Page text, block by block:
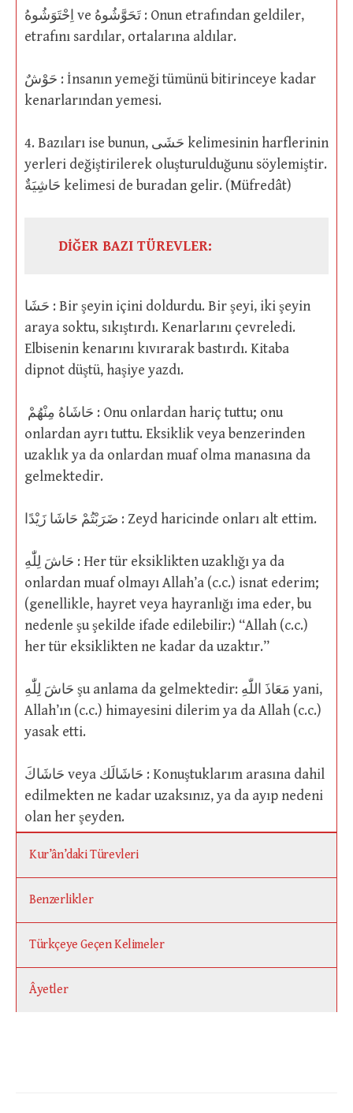
اِحْتَوَشُوهُ ve تَحَوَّشُوهُ : Onun etrafından geldiler,
etrafını sardılar, ortalarına aldılar.
حَوْشٌ : İnsanın yemeği tümünü bitirinceye kadar
kenarlarından yemesi.
4. Bazıları ise bunun, حَشَى kelimesinin harflerinin
yerleri değiştirilerek oluşturulduğunu söylemiştir.
حَاشِيَةٌ kelimesi de buradan gelir. (Müfredât)
DİĞER BAZI TÜREVLER:
حَشَا : Bir şeyin içini doldurdu. Bir şeyi, iki şeyin
araya soktu, sıkıştırdı. Kenarlarını çevreledi.
Elbisenin kenarını kıvırarak bastırdı. Kitaba
dipnot düştü, haşiye yazdı.
onlardan ayrı tuttu. Eksiklik veya benzerinden
uzaklık ya da onlardan muaf olma manasına da
gelmektedir.
ضَرَبْتُمْ حَاشَا زَيْدًا : Zeyd haricinde onları alt ettim.
حَاشَ لِلّٰهِ : Her tür eksiklikten uzaklığı ya da
onlardan muaf olmayı Allah’a (c.c.) isnat ederim;
(genellikle, hayret veya hayranlığı ima eder, bu
nedenle şu şekilde ifade edilebilir:) “Allah (c.c.)
her tür eksiklikten ne kadar da uzaktır.”
حَاشَ لِلّٰهِ şu anlama da gelmektedir: مَعَاذَ اللّٰهِ yani,
Allah’ın (c.c.) himayesini dilerim ya da Allah (c.c.)
yasak etti.
حَاشَاكَ veya حَاشَالَك : Konuştuklarım arasına dahil
edilmekten ne kadar uzaksınız, ya da ayıp nedeni
olan her şeyden.
Kur’ân’daki Türevleri
Benzerlikler
Türkçeye Geçen Kelimeler
Âyetler